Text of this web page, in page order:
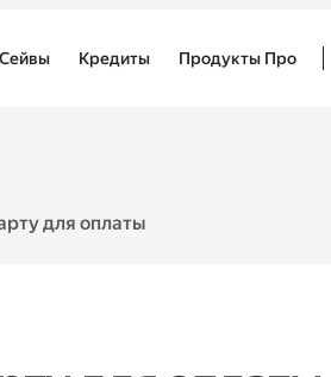
Сейвы Кредиты Продукты Про
для оплаты